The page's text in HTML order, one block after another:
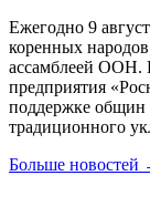
Ежегодно 9
коренных
ассамблеей ООН.
предприятия
поддержке общин
традиционного
Больше новостей